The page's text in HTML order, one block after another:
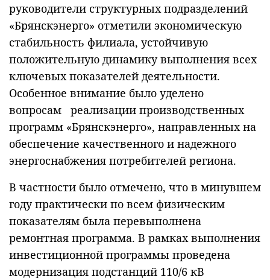
руководители структурных подразделений
«Брянскэнерго» отметили экономическую
стабильность филиала, устойчивую
положительную динамику выполнения всех
ключевых показателей деятельности.
Особенное внимание было уделено
вопросам реализации производственных
программ «Брянскэнерго», направленных на
обеспечение качественного и надежного
энергоснабжения потребителей региона.
В частности было отмечено, что в минувшем
году практически по всем физическим
показателям была перевыполнена
ремонтная программа. В рамках выполнения
инвестиционной программы проведена
модернизация подстанций 110/6 кВ